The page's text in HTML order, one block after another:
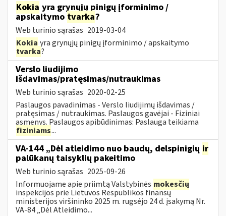
Kokia yra grynųjų pinigų įforminimo /
apskaitymo tvarka?
Web turinio sąrašas 2019-03-04
Kokia yra grynųjų pinigų įforminimo / apskaitymo
tvarka?
Verslo liudijimo
išdavimas/pratęsimas/nutraukimas
Web turinio sąrašas 2020-02-25
Paslaugos pavadinimas - Verslo liudijimų išdavimas /
pratęsimas / nutraukimas. Paslaugos gavėjai - Fiziniai
asmenys. Paslaugos apibūdinimas: Paslauga teikiama
fiziniams...
VA-144 „Dėl atleidimo nuo baudų, delspinigių ir
palūkanų taisyklių pakeitimo
Web turinio sąrašas 2025-09-26
Informuojame apie priimtą Valstybinės mokesčių
inspekcijos prie Lietuvos Respublikos finansų
ministerijos viršininko 2025 m. rugsėjo 24 d. įsakymą Nr.
VA-84 „Dėl Atleidimo...